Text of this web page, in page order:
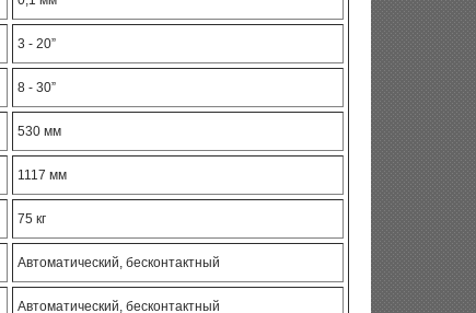
3 - 20”
8 - 30”
530 мм
1117 мм
75 кг
Автоматический, бесконтактный
Автоматический, бесконтактный